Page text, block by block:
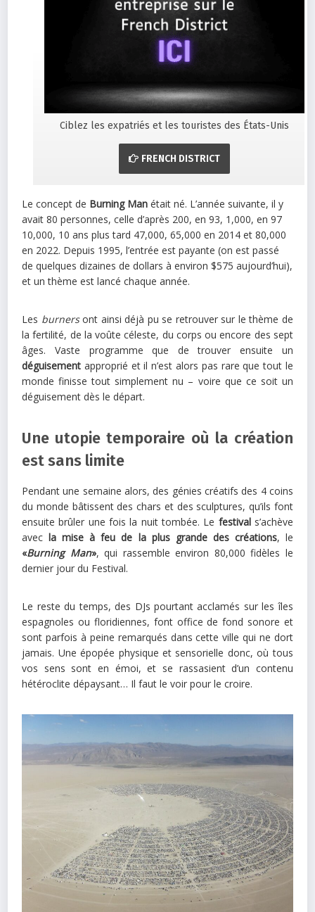
Ciblez les expatriés et les touristes des États-Unis
FRENCH DISTRICT
Le concept de Burning Man était né. L’année suivante, il y
avait 80 personnes, celle d’après 200, en 93, 1,000, en 97
10,000, 10 ans plus tard 47,000, 65,000 en 2014 et 80,000
en 2022. Depuis 1995, l’entrée est payante (on est passé
de quelques dizaines de dollars à environ $575 aujourd’hui),
et un thème est lancé chaque année.
Les burnersont ainsi déjà pu se retrouver sur le thème de
la fertilité, de la voûte céleste, du corps ou encore des sept
âges. Vaste programme que de trouver ensuite un
déguisement approprié et il n’est alors pas rare que tout le
monde finisse tout simplement nu – voire que ce soit un
déguisement dès le départ.
Une utopie temporaire où la création
est sans limite
Pendant une semaine alors, des génies créatifs des 4 coins
du monde bâtissent des chars et des sculptures, qu’ils font
ensuite brûler une fois la nuit tombée. Le festivals’achève
avec la mise à feu de la plus grande des créations, le
«Burning Man», qui rassemble environ 80,000 fidèles le
dernier jour du Festival.
Le reste du temps, des DJs pourtant acclamés sur les îles
espagnoles ou floridiennes, font office de fond sonore et
sont parfois à peine remarqués dans cette ville qui ne dort
jamais. Une épopée physique et sensorielle donc, où tous
vos sens sont en émoi, et se rassasient d’un contenu
hétéroclite dépaysant… Il faut le voir pour le croire.